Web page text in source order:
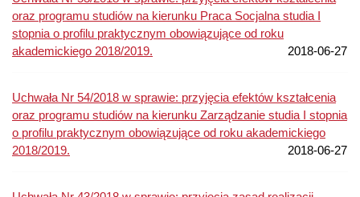
oraz programu studiów na kierunku Praca Socjalna studia I
stopnia o profilu praktycznym obowiązujące od roku
akademickiego 2018/2019.
2018-06-27
Uchwała Nr 54/2018 w sprawie: przyjęcia efektów kształcenia
oraz programu studiów na kierunku Zarządzanie studia I stopnia
o profilu praktycznym obowiązujące od roku akademickiego
2018/2019.
2018-06-27